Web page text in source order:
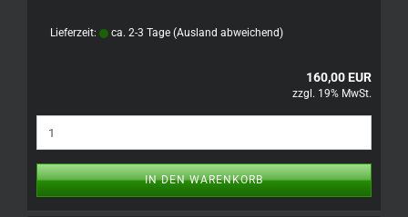
Lieferzeit: ca. 2-3 Tage (Ausland abweichend)
160,00 EUR
zzgl. 19% MwSt.
IN DEN WARENKORB